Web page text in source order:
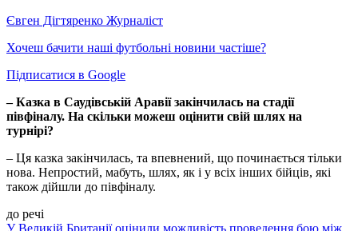
Євген Дігтяренко Журналіст
Хочеш бачити наші футбольні новини частіше?
Підписатися в Google
– Казка в Саудівській Аравії закінчилась на стадії
півфіналу. На скільки можеш оцінити свій шлях на
турнірі?
– Ця казка закінчилась, та впевнений, що починається тільки
нова. Непростий, мабуть, шлях, як і у всіх інших бійців, які
також дійшли до півфіналу.
до речі